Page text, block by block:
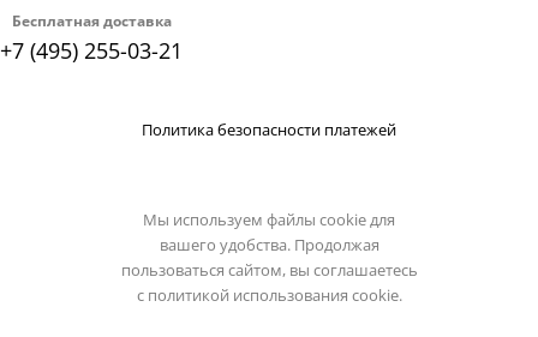
Бесплатная доставка
+7 (495) 255-03-21
Политика безопасности платежей
Мы используем файлы cookie для
вашего удобства. Продолжая
пользоваться сайтом, вы соглашаетесь
с политикой использования cookie.